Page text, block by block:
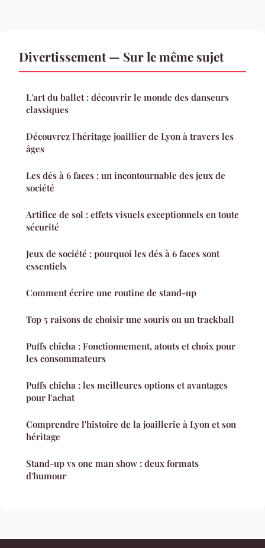
Divertissement — Sur le même sujet
L'art du ballet : découvrir le monde des danseurs
classiques
Découvrez l'héritage joaillier de Lyon à travers les
âges
Les dés à 6 faces : un incontournable des jeux de
société
Artifice de sol : effets visuels exceptionnels en toute
sécurité
Jeux de société : pourquoi les dés à 6 faces sont
essentiels
Comment écrire une routine de stand-up
Top 5 raisons de choisir une souris ou un trackball
Puffs chicha : Fonctionnement, atouts et choix pour
les consommateurs
Puffs chicha : les meilleures options et avantages
pour l'achat
Comprendre l'histoire de la joaillerie à Lyon et son
héritage
Stand-up vs one man show : deux formats
d'humour